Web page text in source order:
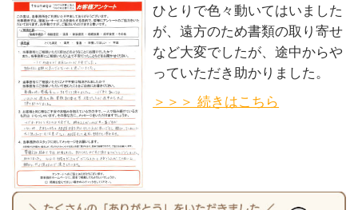
ひとりで色々動いてはいました
が、遠方のため書類の取り寄せ
など大変でしたが、途中からや
っていただき助かりました。
＞＞＞ 続きはこちら